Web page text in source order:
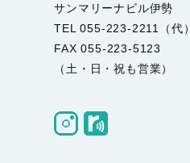
サンマリーナビル伊勢
TEL 055-223-2211（代）
FAX 055-223-5123
（土・日・祝も営業）